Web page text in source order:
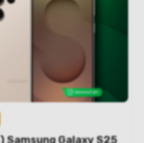
Samsung Galaxy S25